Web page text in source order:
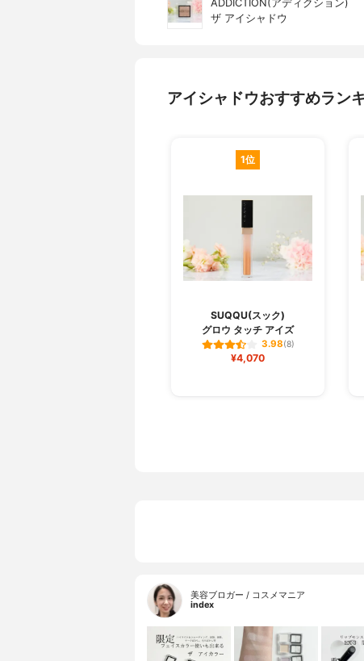
ADDICTION(アディクション)
ザ アイシャドウ
アイシャドウおすすめラン
1位
SUQQU(スック)
グロウ タッチ アイズ
3.98(8)
¥4,070
美容ブロガー / コスメマニア
index